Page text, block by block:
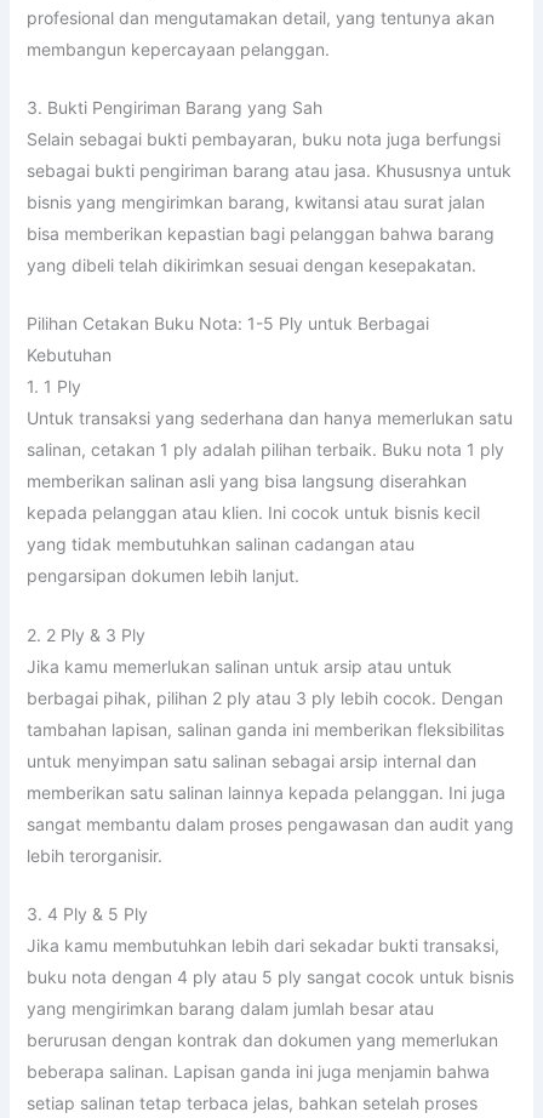
profesional dan mengutamakan detail, yang tentunya akan
membangun kepercayaan pelanggan.
3. Bukti Pengiriman Barang yang Sah
Selain sebagai bukti pembayaran, buku nota juga berfungsi
sebagai bukti pengiriman barang atau jasa. Khususnya untuk
bisnis yang mengirimkan barang, kwitansi atau surat jalan
bisa memberikan kepastian bagi pelanggan bahwa barang
yang dibeli telah dikirimkan sesuai dengan kesepakatan.
Pilihan Cetakan Buku Nota: 1-5 Ply untuk Berbagai
Kebutuhan
1. 1 Ply
Untuk transaksi yang sederhana dan hanya memerlukan satu
salinan, cetakan 1 ply adalah pilihan terbaik. Buku nota 1 ply
memberikan salinan asli yang bisa langsung diserahkan
kepada pelanggan atau klien. Ini cocok untuk bisnis kecil
yang tidak membutuhkan salinan cadangan atau
pengarsipan dokumen lebih lanjut.
2. 2 Ply & 3 Ply
Jika kamu memerlukan salinan untuk arsip atau untuk
berbagai pihak, pilihan 2 ply atau 3 ply lebih cocok. Dengan
tambahan lapisan, salinan ganda ini memberikan fleksibilitas
untuk menyimpan satu salinan sebagai arsip internal dan
memberikan satu salinan lainnya kepada pelanggan. Ini juga
sangat membantu dalam proses pengawasan dan audit yang
lebih terorganisir.
3. 4 Ply & 5 Ply
Jika kamu membutuhkan lebih dari sekadar bukti transaksi,
buku nota dengan 4 ply atau 5 ply sangat cocok untuk bisnis
yang mengirimkan barang dalam jumlah besar atau
berurusan dengan kontrak dan dokumen yang memerlukan
beberapa salinan. Lapisan ganda ini juga menjamin bahwa
setiap salinan tetap terbaca jelas, bahkan setelah proses